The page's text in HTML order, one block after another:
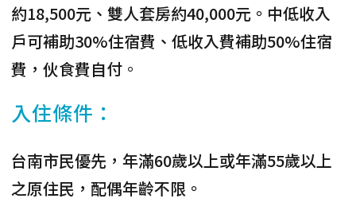
約18,500元、雙人套房約40,000元。中低收入
戶可補助30%住宿費、低收入費補助50%住宿
費，伙食費自付 。
入住條件：
台南市民優先，年滿60歲以上或年滿55歲以上
之原住民，配偶年齡不限。